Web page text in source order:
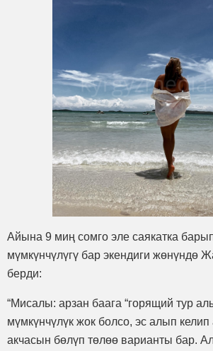
Айына 9 миң сомго эле саякатка
мүмкүнчүлүгү бар экендиги жөнүндө
берди:
“Мисалы: арзан баага “горящий тур
мүмкүнчүлүк жок болсо, эс алып
акчасын бөлүп төлөө варианты бар.